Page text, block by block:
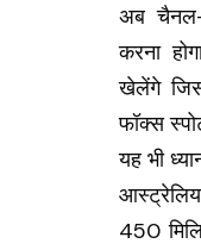
अब चैनल-
करना
खेलेंगे
फॉक्स
यह भी
450